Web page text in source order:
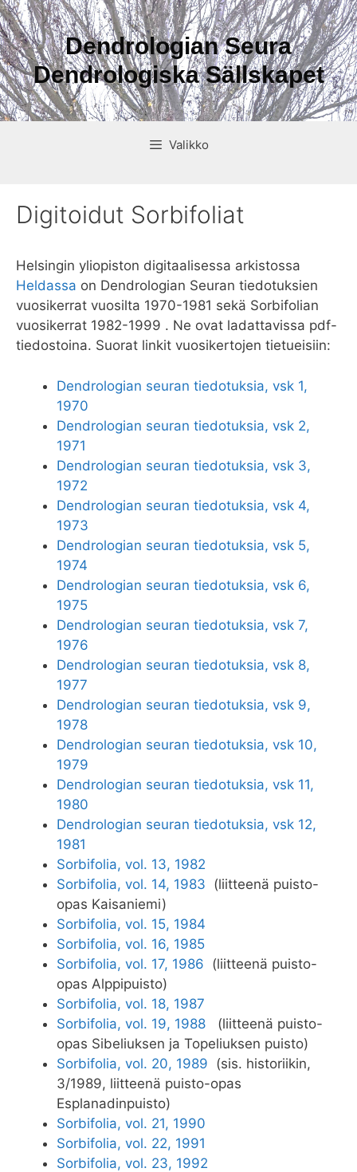
Siirry
sisältöön
Dendrologian Seura
Dendrologiska Sällskapet
Valikko
Digitoidut Sorbifoliat
Helsingin yliopiston digitaalisessa arkistossa
Heldassa on Dendrologian Seuran tiedotuksien
vuosikerrat vuosilta 1970-1981 sekä Sorbifolian
vuosikerrat 1982-1999 . Ne ovat ladattavissa pdf-
tiedostoina. Suorat linkit vuosikertojen tietueisiin:
Dendrologian seuran tiedotuksia, vsk 1,
1970
Dendrologian seuran tiedotuksia, vsk 2,
1971
Dendrologian seuran tiedotuksia, vsk 3,
1972
Dendrologian seuran tiedotuksia, vsk 4,
1973
Dendrologian seuran tiedotuksia, vsk 5,
1974
Dendrologian seuran tiedotuksia, vsk 6,
1975
Dendrologian seuran tiedotuksia, vsk 7,
1976
Dendrologian seuran tiedotuksia, vsk 8,
1977
Dendrologian seuran tiedotuksia, vsk 9,
1978
Dendrologian seuran tiedotuksia, vsk 10,
1979
Dendrologian seuran tiedotuksia, vsk 11,
1980
Dendrologian seuran tiedotuksia, vsk 12,
1981
Sorbifolia, vol. 13, 1982
Sorbifolia, vol. 14, 1983 (liitteenä puisto-
opas Kaisaniemi)
Sorbifolia, vol. 15, 1984
Sorbifolia, vol. 16, 1985
Sorbifolia, vol. 17, 1986 (liitteenä puisto-
opas Alppipuisto)
Sorbifolia, vol. 18, 1987
Sorbifolia, vol. 19, 1988
(liitteenä puisto-
opas Sibeliuksen ja Topeliuksen puisto)
Sorbifolia, vol. 20, 1989 (sis. historiikin,
3/1989, liitteenä puisto-opas
Esplanadinpuisto)
Sorbifolia, vol. 21, 1990
Sorbifolia, vol. 22, 1991
Sorbifolia, vol. 23, 1992